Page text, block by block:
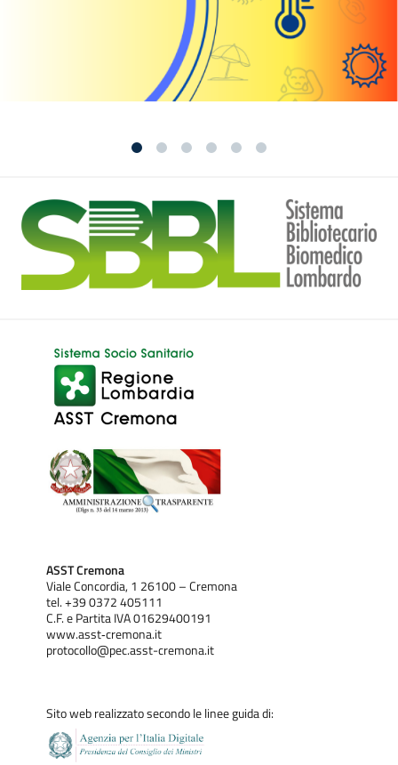
ASST Cremona
Viale Concordia, 1 26100 – Cremona
tel. +39 0372 405111
C.F. e Partita IVA 01629400191
www.asst‐cremona.it
protocollo@pec.asst-cremona.it
Sito web realizzato secondo le linee guida di: